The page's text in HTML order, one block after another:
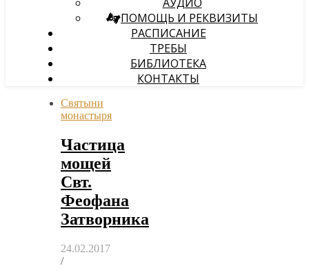
ПОМОЩЬ И РЕКВИЗИТЫ
РАСПИСАНИЕ
ТРЕБЫ
БИБЛИОТЕКА
КОНТАКТЫ
Святыни
монастыря
Частица
мощей
Свт.
Феофана
Затворника
24.02.2017
/